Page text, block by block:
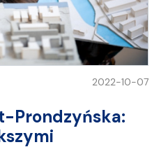
2022-10-07
Prondzyńska: